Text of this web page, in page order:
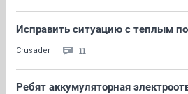
Исправить ситуацию с теплым
Crusader 11
Ребят аккумуляторная